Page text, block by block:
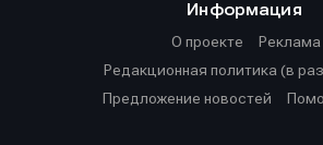
Информация
О проекте
Реклама
Редакционная политика (в
Предложение новостей